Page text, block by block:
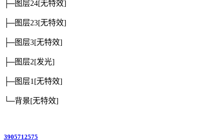
├─图层24[无特效]
├─图层23[无特效]
├─图层3[无特效]
├─图层2[发光]
├─图层1 [无特效]
└─背景[无特效]
3905712575